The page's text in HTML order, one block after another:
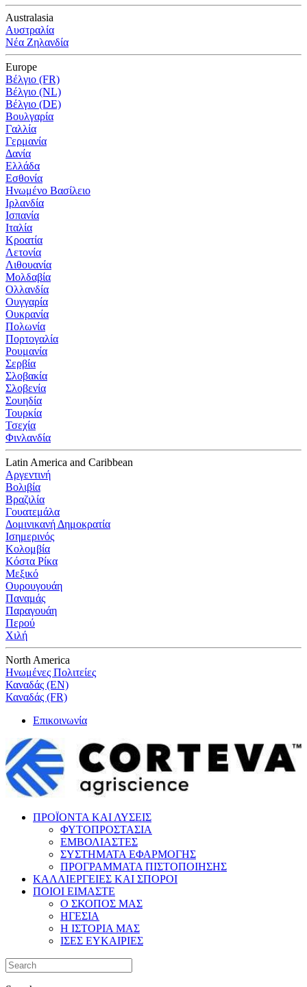
Australasia
Αυστραλία
Νέα Ζηλανδία
Europe
Βέλγιο (FR)
Βέλγιο (NL)
Βέλγιο (DE)
Βουλγαρία
Γαλλία
Γερμανία
Δανία
Ελλάδα
Εσθονία
Ηνωμένο Βασίλειο
Ιρλανδία
Ισπανία
Ιταλία
Κροατία
Λετονία
Λιθουανία
Μολδαβία
Ολλανδία
Ουγγαρία
Ουκρανία
Πολωνία
Πορτογαλία
Ρουμανία
Σερβία
Σλοβακία
Σλοβενία
Σουηδία
Τουρκία
Τσεχία
Φινλανδία
Latin America and Caribbean
Αργεντινή
Βολιβία
Βραζιλία
Γουατεμάλα
Δομινικανή Δημοκρατία
Ισημερινός
Κολομβία
Κόστα Ρίκα
Μεξικό
Ουρουγουάη
Παναμάς
Παραγουάη
Περού
Χιλή
North America
Ηνωμένες Πολιτείες
Καναδάς (EN)
Καναδάς (FR)
Επικοινωνία
ΠΡΟΪΟΝΤΑ ΚΑΙ ΛΥΣΕΙΣ
ΦΥΤΟΠΡΟΣΤΑΣΙΑ
ΕΜΒΟΛΙΑΣΤΕΣ
ΣΥΣΤΗΜΑΤΑ ΕΦΑΡΜΟΓΗΣ
ΠΡΟΓΡΑΜΜΑΤΑ ΠΙΣΤΟΠΟΙΗΣΗΣ
ΚΑΛΛΙΕΡΓΕΙΕΣ ΚΑΙ ΣΠΟΡΟΙ
ΠΟΙΟΙ ΕΙΜΑΣΤΕ
Ο ΣΚΟΠΟΣ ΜΑΣ
ΗΓΕΣΙΑ
Η ΙΣΤΟΡΙΑ ΜΑΣ
ΙΣΕΣ ΕΥΚΑΙΡΙΕΣ